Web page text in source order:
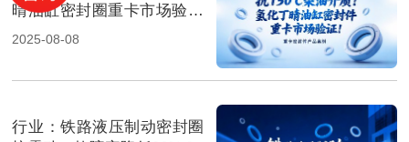
晴油缸密封圈重卡市场验证‌
！
2025-08-08
行业‌：铁路液压制动密封圈